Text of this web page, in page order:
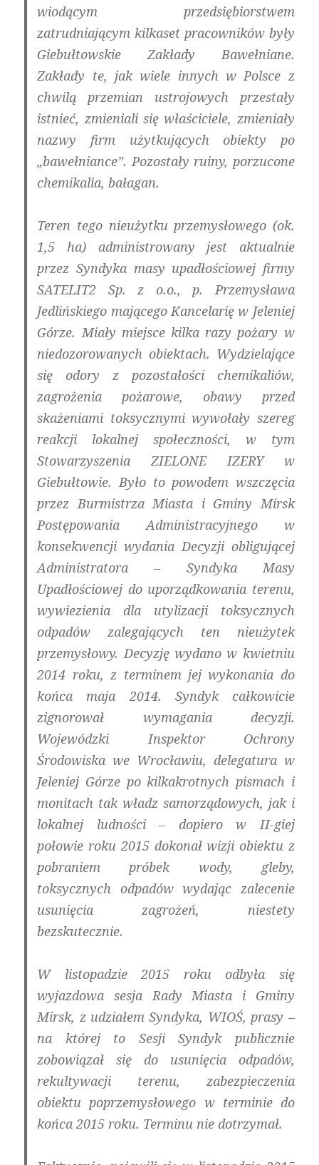
wiodącym przedsiębiorstwem
zatrudniającym kilkaset pracowników były
Giebułtowskie Zakłady Bawełniane.
Zakłady te, jak wiele innych w Polsce z
chwilą przemian ustrojowych przestały
istnieć, zmieniali się właściciele, zmieniały
nazwy firm użytkujących obiekty po
„bawełniance”. Pozostały ruiny, porzucone
chemikalia, bałagan.
Teren tego nieużytku przemysłowego (ok.
1,5 ha) administrowany jest aktualnie
przez Syndyka masy upadłościowej firmy
SATELIT2 Sp. z o.o., p. Przemysława
Jedlińskiego mającego Kancelarię w Jeleniej
Górze. Miały miejsce kilka razy pożary w
niedozorowanych obiektach. Wydzielające
się odory z pozostałości chemikaliów,
zagrożenia pożarowe, obawy przed
skażeniami toksycznymi wywołały szereg
reakcji lokalnej społeczności, w tym
Stowarzyszenia ZIELONE IZERY w
Giebułtowie. Było to powodem wszczęcia
przez Burmistrza Miasta i Gminy Mirsk
Postępowania Administracyjnego w
konsekwencji wydania Decyzji obligującej
Administratora – Syndyka Masy
Upadłościowej do uporządkowania terenu,
wywiezienia dla utylizacji toksycznych
odpadów zalegających ten nieużytek
przemysłowy. Decyzję wydano w kwietniu
2014 roku, z terminem jej wykonania do
końca maja 2014. Syndyk całkowicie
zignorował wymagania decyzji.
Wojewódzki Inspektor Ochrony
Środowiska we Wrocławiu, delegatura w
Jeleniej Górze po kilkakrotnych pismach i
monitach tak władz samorządowych, jak i
lokalnej ludności – dopiero w II-giej
połowie roku 2015 dokonał wizji obiektu z
pobraniem próbek wody, gleby,
toksycznych odpadów wydając zalecenie
usunięcia zagrożeń, niestety
bezskutecznie.
W listopadzie 2015 roku odbyła się
wyjazdowa sesja Rady Miasta i Gminy
Mirsk, z udziałem Syndyka, WIOŚ, prasy –
na której to Sesji Syndyk publicznie
zobowiązał się do usunięcia odpadów,
rekultywacji terenu, zabezpieczenia
obiektu poprzemysłowego w terminie do
końca 2015 roku. Terminu nie dotrzymał.